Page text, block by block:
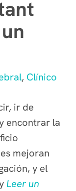
, Clínico
ir de
encontrar la
mejoran
y el
Leer un